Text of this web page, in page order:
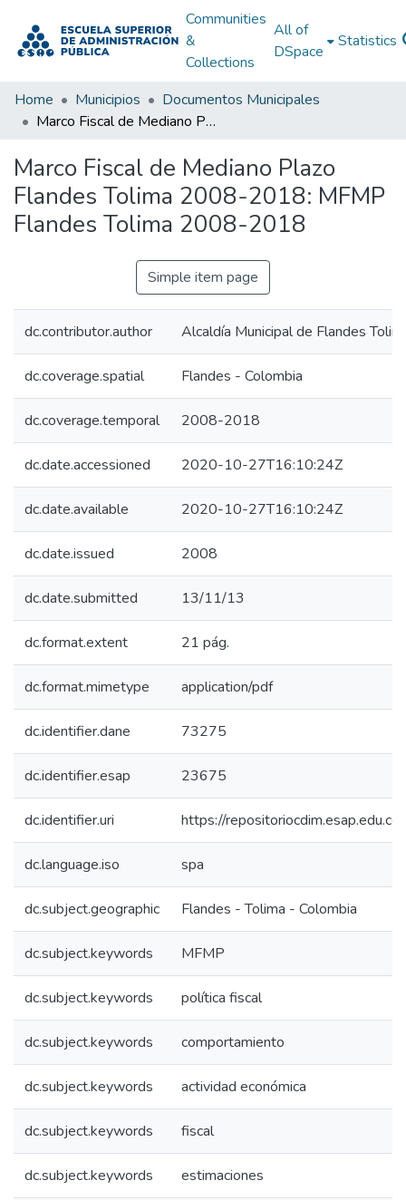
Communities
&
Collections
All of
DSpace
Statistics
Home Municipios
Documentos Municipales
Marco Fiscal de Mediano Plazo Flandes Tolima 2008-2018: MFMP Flandes Tolima 2008-2018
Marco Fiscal de Mediano Plazo
Flandes Tolima 2008-2018: MFMP
Flandes Tolima 2008-2018
Simple item page
dc.contributor.author Alcaldía Municipal de Flandes
dc.coverage.spatial Flandes - Colombia
dc.coverage.temporal 2008-2018
dc.date.accessioned 2020-10-27T16:10:24Z
dc.date.available 2020-10-27T16:10:24Z
dc.date.issued 2008
dc.date.submitted 13/11/13
dc.format.extent 21 pág.
dc.format.mimetype application/pdf
dc.identifier.dane 73275
dc.identifier.esap 23675
dc.identifier.uri https://
dc.language.iso spa
dc.subject.geographic Flandes - Tolima - Colombia
dc.subject.keywords MFMP
dc.subject.keywords política fiscal
dc.subject.keywords comportamiento
dc.subject.keywords actividad económica
dc.subject.keywords fiscal
dc.subject.keywords estimaciones